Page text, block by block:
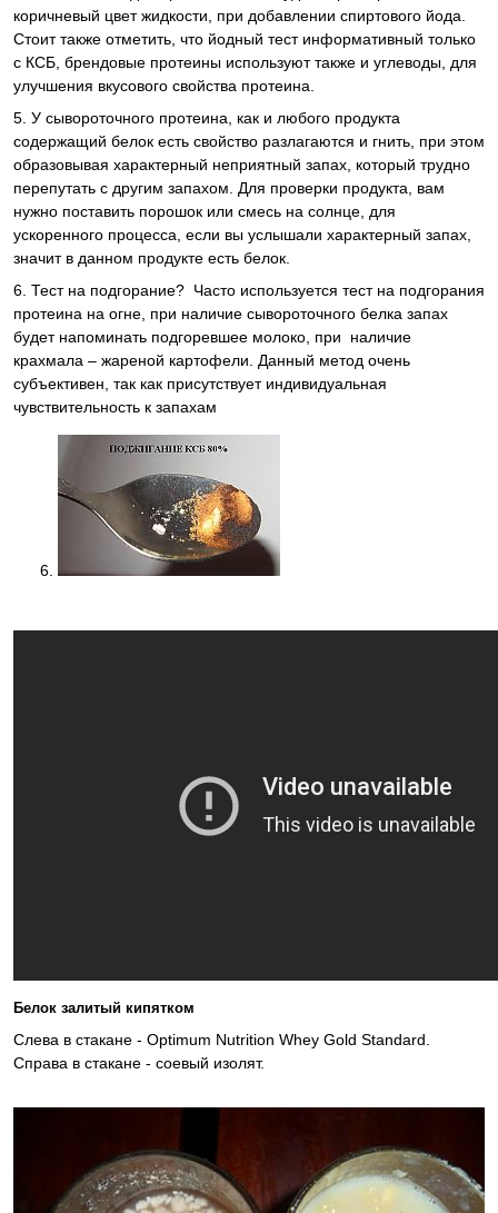
коричневый цвет жидкости, при добавлении спиртового йода.
Стоит также отметить, что йодный тест информативный только
с КСБ, брендовые протеины используют также и углеводы, для
улучшения вкусового свойства протеина.
5. У сывороточного протеина, как и любого продукта
содержащий белок есть свойство разлагаются и гнить, при этом
образовывая характерный неприятный запах, который трудно
перепутать с другим запахом. Для проверки продукта, вам
нужно поставить порошок или смесь на солнце, для
ускоренного процесса, если вы услышали характерный запах,
значит в данном продукте есть белок.
6. Тест на подгорание? Часто используется тест на подгорания
протеина на огне, при наличие сывороточного белка запах
будет напоминать подгоревшее молоко, при наличие
крахмала – жареной картофели. Данный метод очень
субъективен, так как присутствует индивидуальная
чувствительность к запахам
Белок залитый кипятком
Слева в стакане - Optimum Nutrition Whey Gold Standard.
Справа в стакане - соевый изолят.